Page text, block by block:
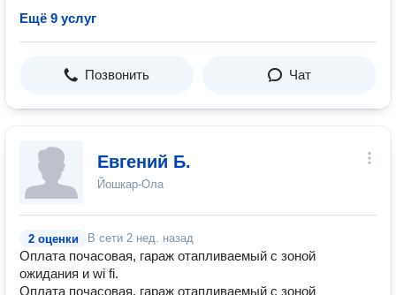
Ещё 9 услуг
Позвонить Чат
Евгений Б.
Йошкар-Ола
2 оценки В сети 2 нед. назад
Оплата почасовая, гараж отапливаемый с зоной
ожидания и wi fi.
Оплата почасовая, гараж отапливаемый с зоной